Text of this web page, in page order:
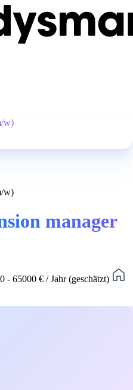
w)
w)
manager
- 65000 € / Jahr (geschätzt)